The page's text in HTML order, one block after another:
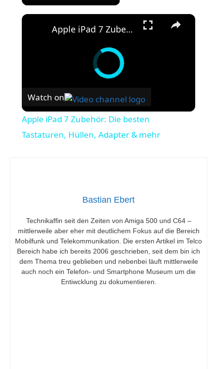
×
Apple iPad 7 Zubehör: Die besten Tastaturen, Hüllen, Adapter & mehr
Watch on
Apple iPad 7 Zubehör: Die besten
Tastaturen, Hüllen, Adapter & mehr
Bastian Ebert
Technikaffin seit den Zeiten von Amiga 500 und C64 –
mittlerweile aber eher mit deutlichem Fokus auf die Bereich
Mobilfunk und Telekommunikation. Die ersten Artikel im Telco
Bereich habe ich bereits 2006 geschrieben, seit dem bin ich
dem Thema treu geblieben und nebenbei läuft mittlerweile
auch noch ein Telefon- und Smartphone Museum um die
Entiwcklung zu dokumentieren.